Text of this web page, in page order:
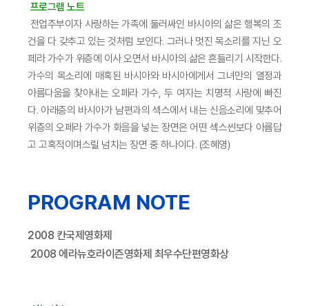
프로그램 노트
전업주부이자 사랑하는 가족에 둘러싸인 바시아의 삶은 행복의 조
건을 다 갖추고 있는 것처럼 보인다. 그러나 멋진 목소리를 지닌 오
페라 가수가 위층에 이사 오면서 바시아의 삶은 흔들리기 시작한다.
가수의 목소리에 매혹된 바시아와 바시아에게서 그녀만의 열정과
아름다움을 찾아내는 오페라 가수, 두 여자는 치명적 사랑에 빠진
다. 아래층의 바시아가 남편과의 섹스에서 내는 신음소리에 맞추어
위층의 오페라 가수가 화음을 넣는 장면은 어떤 섹스씬보다 아름답
고 고혹적이며스릴 넘치는 장면 중 하나이다. (조혜영)
PROGRAM NOTE
2008 칸국제영화제
2008 에라뉴호라이즌영화제 최우수단편영화상